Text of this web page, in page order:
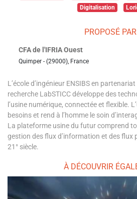
Digitalisation
PROPOSÉ
CFA de l'IFRIA Ouest
Quimper - (29000), France
L’école d’ingénieur ENSIBS en
recherche LabSTICC développe des
l’usine numérique, connectée et flexible.
besoins et rend à l’homme le soin
La plateforme usine du futur comprend
gestion des flux d’information et des flux
21° siècle.
À DÉCOUVRIR